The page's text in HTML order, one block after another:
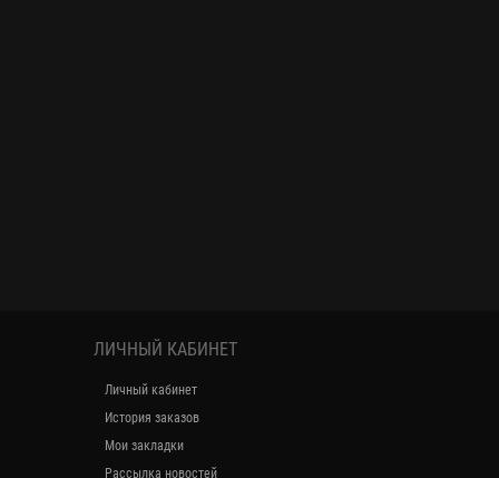
ЛИЧНЫЙ КАБИНЕТ
Личный кабинет
История заказов
Мои закладки
Рассылка новостей